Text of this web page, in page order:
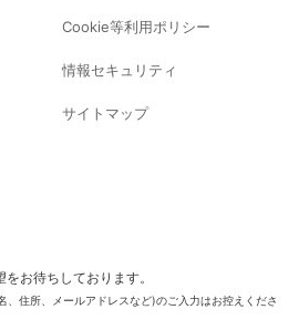
Cookie等利用ポリシー
情報セキュリティ
サイトマップ
お待ちしております。
、住所、メールアドレスなど)のご入力はお控えくださ